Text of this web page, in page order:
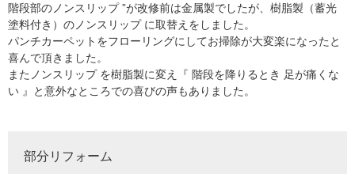
階段部のノンスリップ ”が改修前は金属製でしたが、樹脂製（蓄光
塗料付き）のノンスリップ に取替えをしました。
パンチカーペットをフローリングにしてお掃除が大変楽になったと
喜んで頂きました。
またノンスリップ を樹脂製に変え『 階段を降りるとき 足が痛くな
い 』と意外なところでの喜びの声もありました。
部分リフォーム